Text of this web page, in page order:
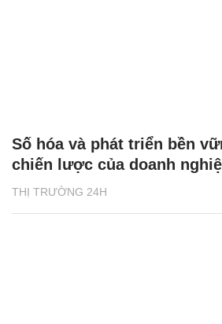
THỊ TRƯỜNG 24H
Số hóa và phát triển bền
chiến lược của doanh